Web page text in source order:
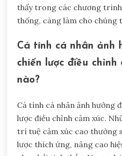
thấy trong các chương
thống, càng làm cho chúng
Cá tính cá nhân ảnh
chiến lược điều chỉnh
nào?
Cá tính cá nhân ảnh hưởng
lược điều chỉnh cảm xúc.
trí tuệ cảm xúc cao thường
lược thích ứng, nâng cao